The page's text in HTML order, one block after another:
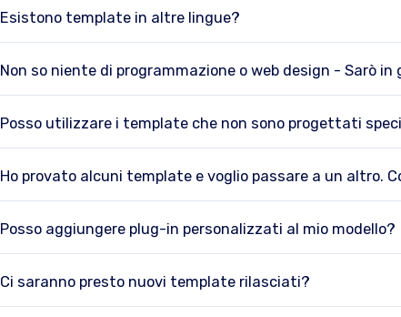
Esistono template in altre lingue?
Non so niente di programmazione o web design - Sarò
Posso utilizzare i template che non sono progettati
Ho provato alcuni template e voglio passare a un altro.
Posso aggiungere plug-in personalizzati al mio modello?
Ci saranno presto nuovi template rilasciati?